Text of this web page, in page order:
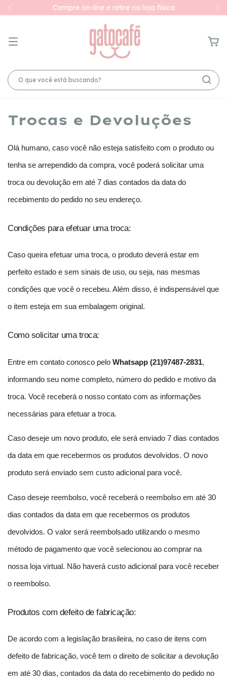
Compre on-line e retire na loja física
Trocas e Devoluções
Olá humano, caso você não esteja satisfeito com o produto ou
tenha se arrependido da compra, você poderá solicitar uma
troca ou devolução em até 7 dias contados da data do
recebimento do pedido no seu endereço.
Condições para efetuar uma troca:
Caso queira efetuar uma troca, o produto deverá estar em
perfeito estado e sem sinais de uso, ou seja, nas mesmas
condições que você o recebeu. Além disso, é indispensável que
o item esteja em sua embalagem original.
Como solicitar uma troca:
Entre em contato conosco pelo Whatsapp (21)97487-2831,
informando seu nome completo, número do pedido e motivo da
troca. Você receberá o nosso contato com as informações
necessárias para efetuar a troca.
Caso deseje um novo produto, ele será enviado 7 dias contados
da data em que recebermos os produtos devolvidos. O novo
produto será enviado sem custo adicional para você.
Caso deseje reembolso, você receberá o reembolso em até 30
dias contados da data em que recebermos os produtos
devolvidos. O valor será reembolsado utilizando o mesmo
método de pagamento que você selecionou ao comprar na
nossa loja virtual. Não haverá custo adicional para você receber
o reembolso.
Produtos com defeito de fabricação:
De acordo com a legislação brasileira, no caso de itens com
defeito de fabricação, você tem o direito de solicitar a devolução
em até 30 dias, contados da data do recebimento do pedido no